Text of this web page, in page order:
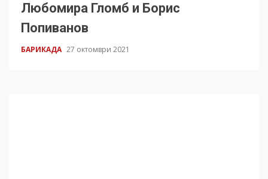
Любомира Гломб и Борис
Попиванов
БАРИКАДА 27 октомври 2021